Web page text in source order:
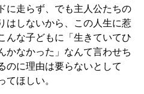
に走らず、でも主人公たちの
はしないから、この人生に惹
んな子どもに「生きていてひ
かなかった」なんて言わせち
のに理由は要らないとして
てほしい。